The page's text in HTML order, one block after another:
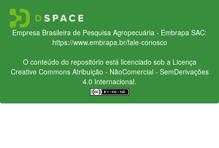
Empresa Brasileira de Pesquisa Agropecuária - Embrapa SAC:
https://www.embrapa.br/fale-conosco
O conteúdo do repositório está licenciado sob a Licença
Creative CommonsAtribuição - NãoComercial - SemDerivações
4.0 Internacional.